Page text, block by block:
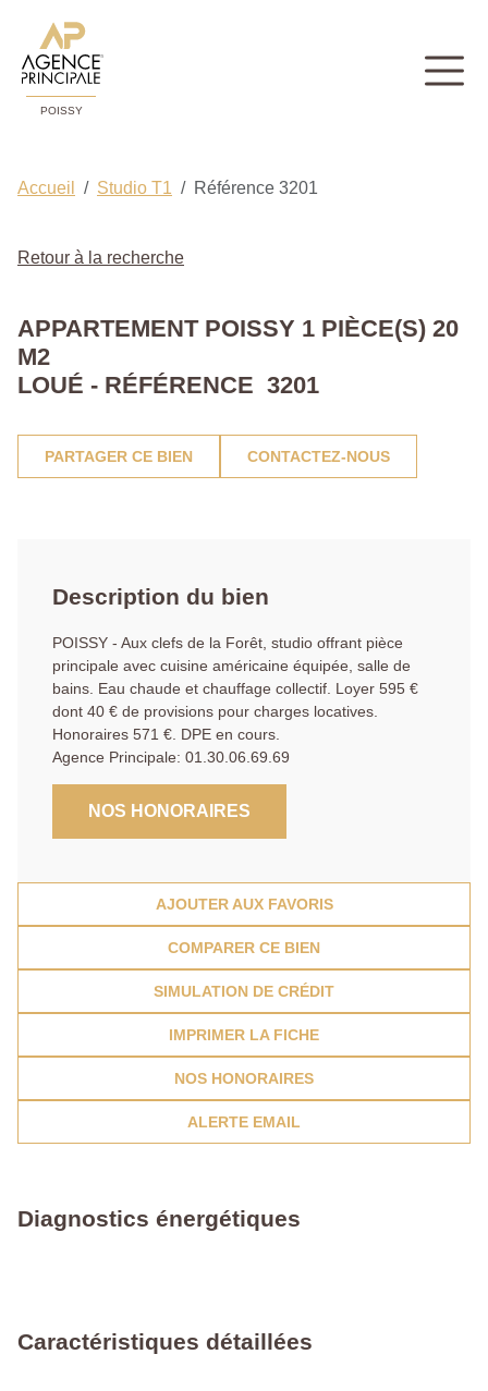
POISSY
Accueil Studio T1 Référence 3201
Retour à la recherche
APPARTEMENT POISSY 1 PIÈCE(S) 20
M2
LOUÉ - RÉFÉRENCE 3201
PARTAGER CE BIEN CONTACTEZ-NOUS
Description du bien
POISSY - Aux clefs de la Forêt, studio offrant pièce
principale avec cuisine américaine équipée, salle de
bains. Eau chaude et chauffage collectif. Loyer 595 €
dont 40 € de provisions pour charges locatives.
Honoraires 571 €. DPE en cours.
Agence Principale: 01.30.06.69.69
NOS HONORAIRES
AJOUTER AUX FAVORIS
COMPARER CE BIEN
SIMULATION DE CRÉDIT
IMPRIMER LA FICHE
NOS HONORAIRES
ALERTE EMAIL
Diagnostics énergétiques
Caractéristiques détaillées